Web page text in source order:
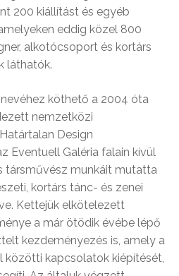
200 kiállítást és egyéb
eddig közel 800
alkotócsoport és kortárs
láthatók.
köthető a 2004 óta
nemzetközi
Design
Eventuell Galéria falain kívül
társművész munkáit mutatta
kortárs tánc- és zenei
Kettejük elkötelezett
a már ötödik évébe lépő
kezdeményezés is, amely a
közötti kapcsolatok kiépítését,